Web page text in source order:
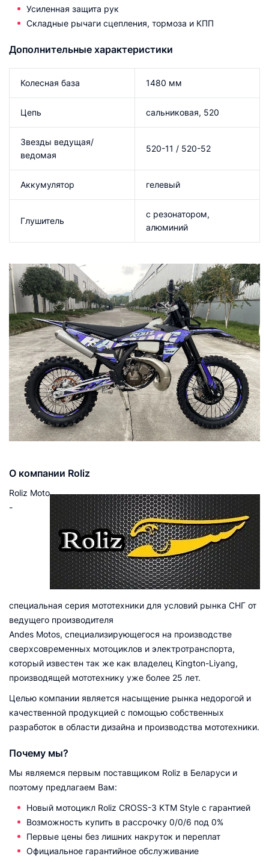
Усиленная защита рук
Складные рычаги сцепления, тормоза и КПП
Дополнительные характеристики
Колесная база 1480 мм
Цепь сальниковая, 520
Звезды ведущая/
ведомая
520-11 / 520-52
Аккумулятор гелевый
Глушитель
с резонатором,
алюминий
О компании Roliz
Roliz Moto
-
специальная серия мототехники для условий рынка СНГ от
ведущего производителя
Andes Motos, специализирующегося на производстве
сверхсовременных мотоциклов и электротранспорта,
который известен так же как владелец Kington-Liyang,
производящей мототехнику уже более 25 лет.
Целью компании является насыщение рынка недорогой и
качественной продукцией с помощью собственных
разработок в области дизайна и производства мототехники.
Почему мы?
Мы являемся первым поставщиком Roliz в Беларуси и
поэтому предлагаем Вам:
Новый мотоцикл Roliz CROSS-3 KTM Style с гарантией
Возможность купить в рассрочку 0/0/6 под 0%
Первые цены без лишних накруток и переплат
Официальное гарантийное обслуживание